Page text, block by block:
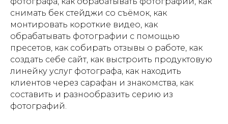
снимать бек стейджи со съёмок, как
монтировать короткие видео, как
обрабатывать фотографии с помощью
пресетов, как собирать отзывы о работе, как
создать себе сайт, как выстроить продуктовую
линейку услуг фотографа, как находить
клиентов через сарафан и знакомства, как
составить и разнообразить серию из
фотографий.